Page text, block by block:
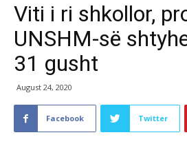
Viti i ri shkollor,
UNSHM-së
31 gusht
August 24, 2020
Facebook Twitter